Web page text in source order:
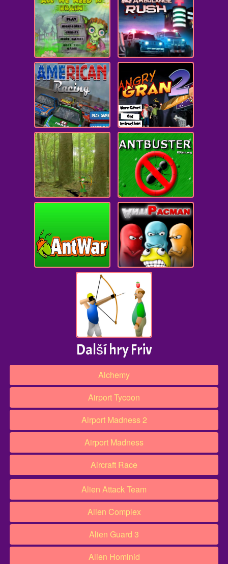
Další hry Friv
Alchemy
Airport Tycoon
Airport Madness 2
Airport Madness
Aircraft Race
Alien Attack Team
Alien Complex
Alien Guard 3
Alien Hominid